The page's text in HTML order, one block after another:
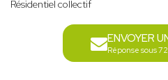
Résidentiel collectif
ENVOYER
Réponse sous